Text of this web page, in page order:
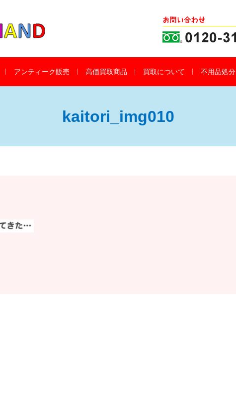
アンティーク販売 高価買取商品 買取について 不用品処分
kaitori_img010